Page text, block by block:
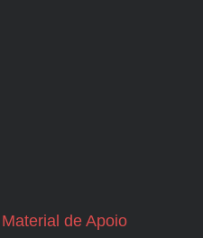
Material de Apoio